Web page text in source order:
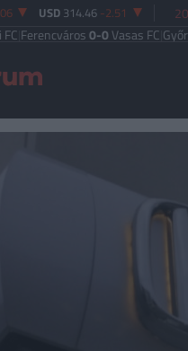
USD 314.46 -2.51
0-0Vasas FC|Győri ETO FC